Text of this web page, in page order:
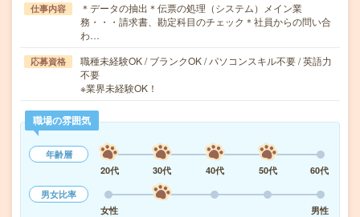
仕事内容
＊データの抽出＊伝票の処理（システム）メイン業
務・・・請求書、勘定科目のチェック＊社員からの問い合
わ…
応募資格
職種未経験OK / ブランクOK / パソコンスキル不要 / 英語力
不要
※業界未経験OK！
職場の雰囲気
年齢層
20代
30代 40代 50代
60代
男女比率
女性
男性